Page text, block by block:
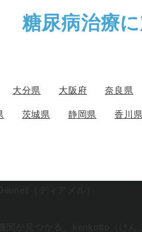
糖尿病治療
大分県 大阪府 奈良県
茨城県 静岡県 香川県